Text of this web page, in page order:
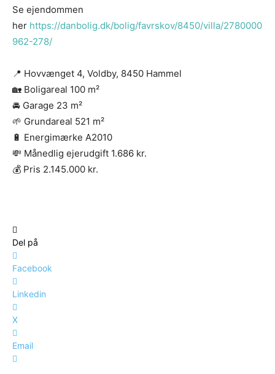
Se ejendommen
her https://danbolig.dk/bolig/favrskov/8450/villa/2780000
962-278/
📍 Hovvænget 4, Voldby, 8450 Hammel
🏡 Boligareal 100 m²
🚘 Garage 23 m²
🌱 Grundareal 521 m²
🔋 Energimærke A2010
💸 Månedlig ejerudgift 1.686 kr.
💰 Pris 2.145.000 kr.
Del på
Facebook
Linkedin
X
Email